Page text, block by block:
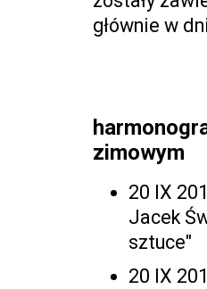
głównie w
zimowym
20 IX
Jacek
sztuce"
20 IX